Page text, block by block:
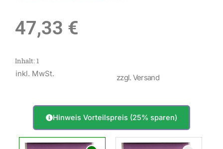
47,33 €
Inhalt: 1
inkl. MwSt. zzgl. Versand
Hinweis Vorteilspreis (25% sparen)
Einführungs